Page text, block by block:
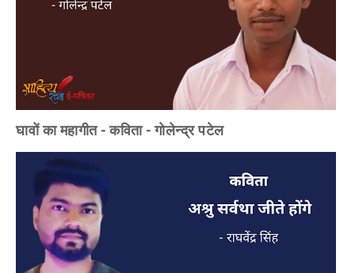
घावों का महागीत - कविता - गोलेन्द्र पटेल